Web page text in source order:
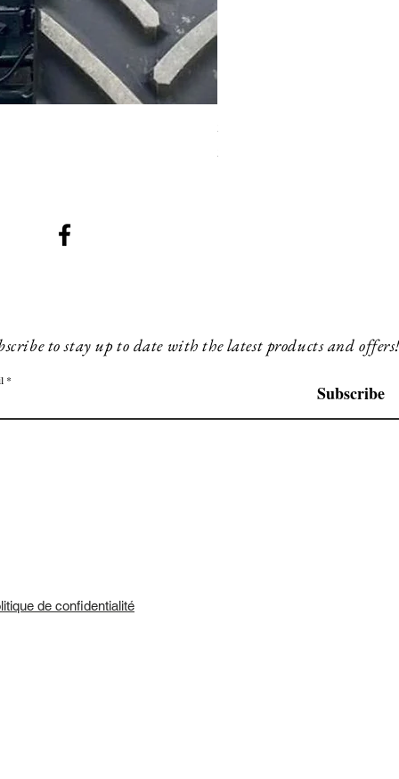
SMG 008 stainless and
200,00 £GB
to stay up to date with the latest products and
Subscribe
de confidentialité